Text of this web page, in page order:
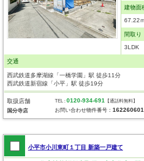
建物面
67.22
間取り
3LDK
交通
西武鉄道多摩湖線「一橋学園」駅 徒歩11分
西武鉄道新宿線「小平」駅 徒歩19分
取扱店舗
国分寺店
TEL :0120-934-691 【通話料無料】
お問い合わせ物件番号：
小平市小川東町１丁目 新築一戸建て